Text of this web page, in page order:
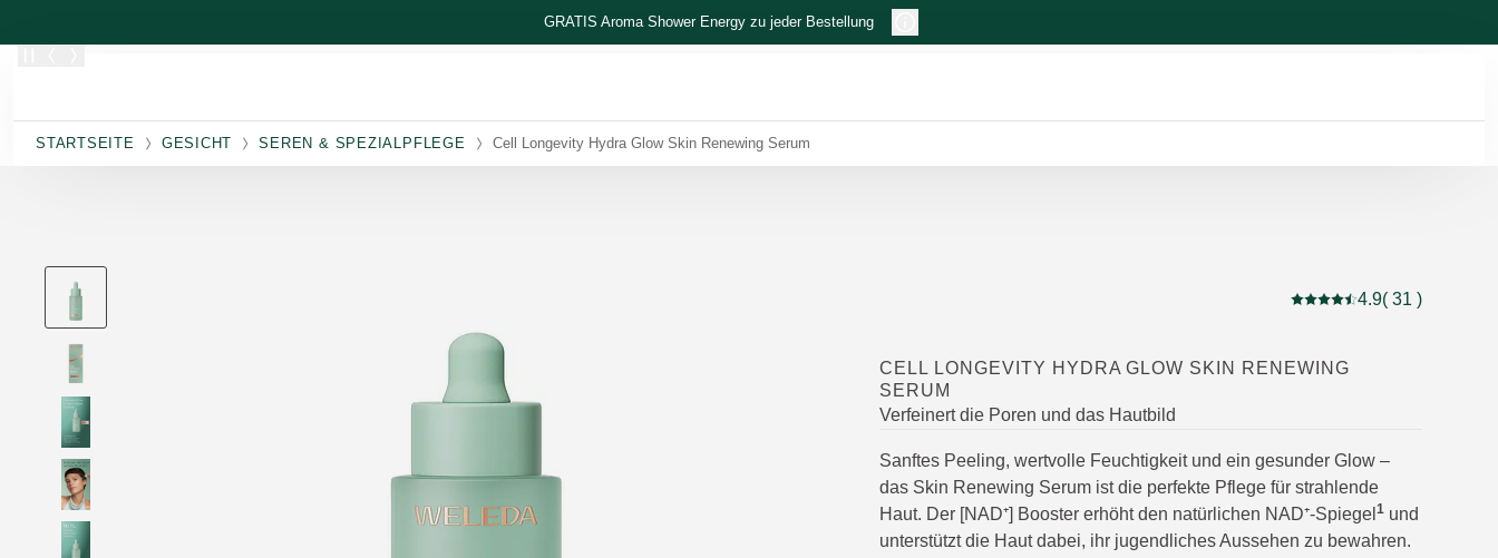
GRATIS Aroma Shower Energy zu jeder Bestellung
STARTSEITE GESICHT SEREN & SPEZIALPFLEGE Cell Longevity Hydra Glow Skin Renewing Serum
Aktuelle Bewertung: 4.9
4.9( 31 )
CELL LONGEVITY HYDRA GLOW SKIN RENEWING
SERUM
Verfeinert die Poren und das Hautbild
Sanftes Peeling, wertvolle Feuchtigkeit und ein gesunder Glow –
das Skin Renewing Serum ist die perfekte Pflege für strahlende
Haut. Der [NAD⁺] Booster erhöht den natürlichen NAD⁺-Spiegel1 und
unterstützt die Haut dabei, ihr jugendliches Aussehen zu bewahren.